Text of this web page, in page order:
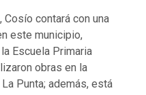
Cosío contará con una
este municipio,
Escuela Primaria
obras en la
Punta; además, está